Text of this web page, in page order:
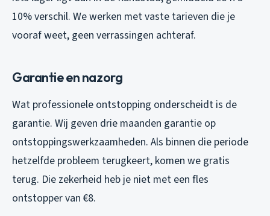
10% verschil. We werken met vaste tarieven die je
vooraf weet, geen verrassingen achteraf.
Garantie en nazorg
Wat professionele ontstopping onderscheidt is de
garantie. Wij geven drie maanden garantie op
ontstoppingswerkzaamheden. Als binnen die periode
hetzelfde probleem terugkeert, komen we gratis
terug. Die zekerheid heb je niet met een fles
ontstopper van €8.